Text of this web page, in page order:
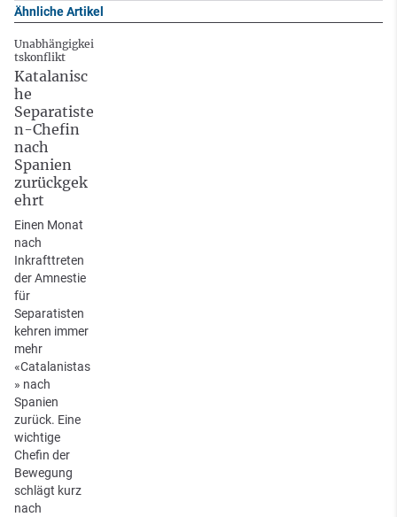
Ähnliche Artikel
Unabhängigkei
tskonflikt
Katalanisc
he
Separatiste
n-Chefin
nach
Spanien
zurückgek
ehrt
Einen Monat
nach
Inkrafttreten
der Amnestie
für
Separatisten
kehren immer
mehr
«Catalanistas
» nach
Spanien
zurück. Eine
wichtige
Chefin der
Bewegung
schlägt kurz
nach